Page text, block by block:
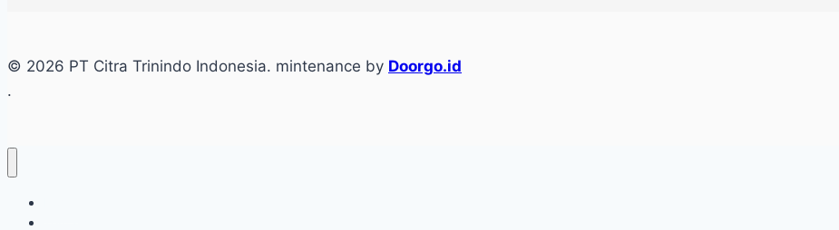
© 2026 PT Citra Trinindo Indonesia. mintenance by Doorgo.id
.